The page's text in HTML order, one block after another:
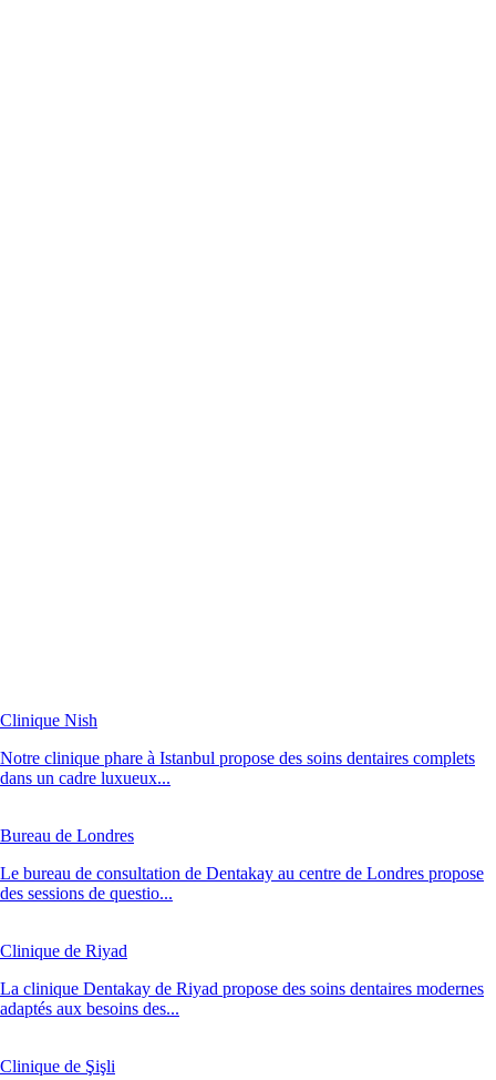
Clinique Nish
Notre clinique phare à Istanbul propose des soins dentaires complets
dans un cadre luxueux...
Bureau de Londres
Le bureau de consultation de Dentakay au centre de Londres propose
des sessions de questio...
Clinique de Riyad
La clinique Dentakay de Riyad propose des soins dentaires modernes
adaptés aux besoins des...
Clinique de Şişli